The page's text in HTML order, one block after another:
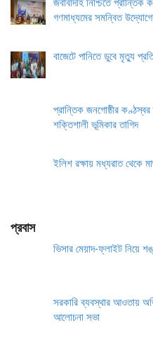
গণমাধ্যমের সমন্বিত
বাজেটে পানিতে ডুবে মৃত্যু
প্রান্তিক জনগোষ্ঠীর
শক্তিশালী ভূমিকার তাগিদ
ইলিশ রক্ষায় মধ্যরাত থেকে
প্রবাস
ভিসার মেয়াদ-ফ্লাইট নিয়ে
সরকারি ব্যবস্থার আওতায়
আলোচনা সভা